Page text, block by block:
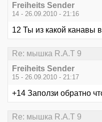
Freiheits Sender
14 - 26.09.2010 - 21:16
12 Ты из какой канавы
Re: мышка R.A.T 9
Freiheits Sender
15 - 26.09.2010 - 21:17
+14 Заползи обратно
Re: мышка R.A.T 9